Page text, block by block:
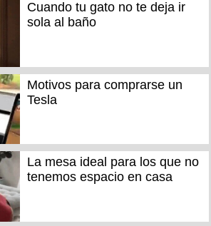
Cuando tu gato no te deja ir
sola al baño
Motivos para comprarse un
Tesla
La mesa ideal para los que no
tenemos espacio en casa